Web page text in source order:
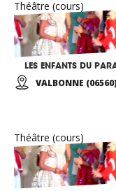
Théâtre (cours)
LES ENFANTS DU
VALBONNE
Théâtre (cours)